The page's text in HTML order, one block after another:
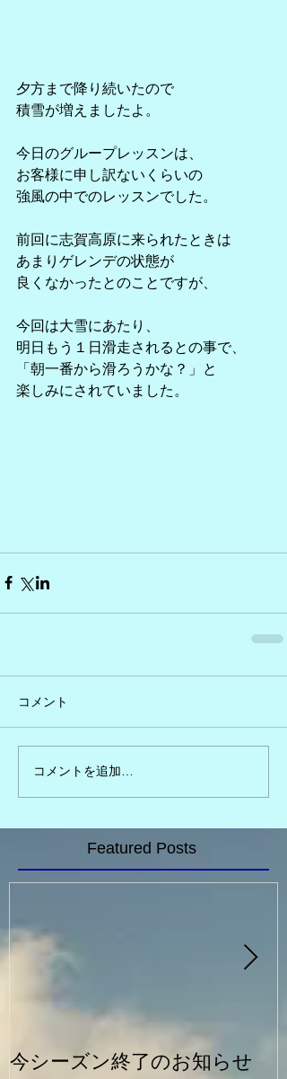
夕方まで降り続いたので
積雪が増えましたよ。
今日のグループレッスンは、
お客様に申し訳ないくらいの
強風の中でのレッスンでした。
前回に志賀高原に来られたときは
あまりゲレンデの状態が
良くなかったとのことですが、
今回は大雪にあたり、
明日もう１日滑走されるとの事で、
「朝一番から滑ろうかな？」と
楽しみにされていました。
コメント
コメントを追加…
Featured Posts
今シーズン終了のお知らせ